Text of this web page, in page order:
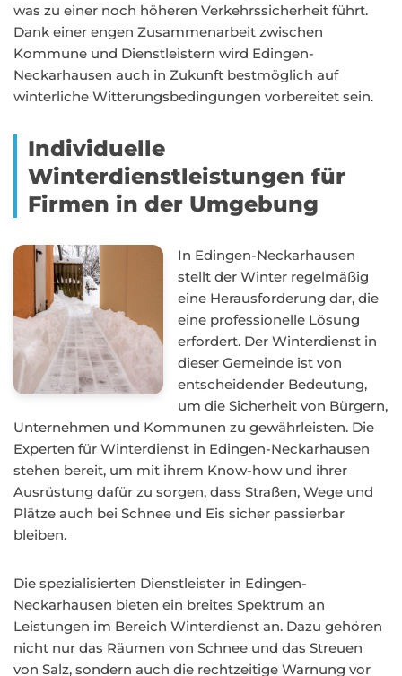
was zu einer noch höheren Verkehrssicherheit führt.
Dank einer engen Zusammenarbeit zwischen
Kommune und Dienstleistern wird Edingen-
Neckarhausen auch in Zukunft bestmöglich auf
winterliche Witterungsbedingungen vorbereitet sein.
Individuelle
Winterdienstleistungen für
Firmen in der Umgebung
In Edingen-Neckarhausen
stellt der Winter regelmäßig
eine Herausforderung dar, die
eine professionelle Lösung
erfordert. Der Winterdienst in
dieser Gemeinde ist von
entscheidender Bedeutung,
um die Sicherheit von Bürgern,
Unternehmen und Kommunen zu gewährleisten. Die
Experten für Winterdienst in Edingen-Neckarhausen
stehen bereit, um mit ihrem Know-how und ihrer
Ausrüstung dafür zu sorgen, dass Straßen, Wege und
Plätze auch bei Schnee und Eis sicher passierbar
bleiben.
Die spezialisierten Dienstleister in Edingen-
Neckarhausen bieten ein breites Spektrum an
Leistungen im Bereich Winterdienst an. Dazu gehören
nicht nur das Räumen von Schnee und das Streuen
von Salz, sondern auch die rechtzeitige Warnung vor